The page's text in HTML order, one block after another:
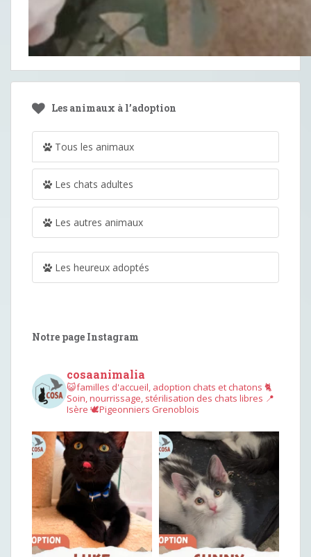
Les animaux à l’adoption
Tous les animaux
Les chats adultes
Les autres animaux
Les heureux adoptés
Notre page Instagram
cosaanimalia
😺familles d'accueil, adoption chats et chatons 🐈
Soin, nourrissage, stérilisation des chats libres 📍
Isère 🕊︎Pigeonniers Grenoblois